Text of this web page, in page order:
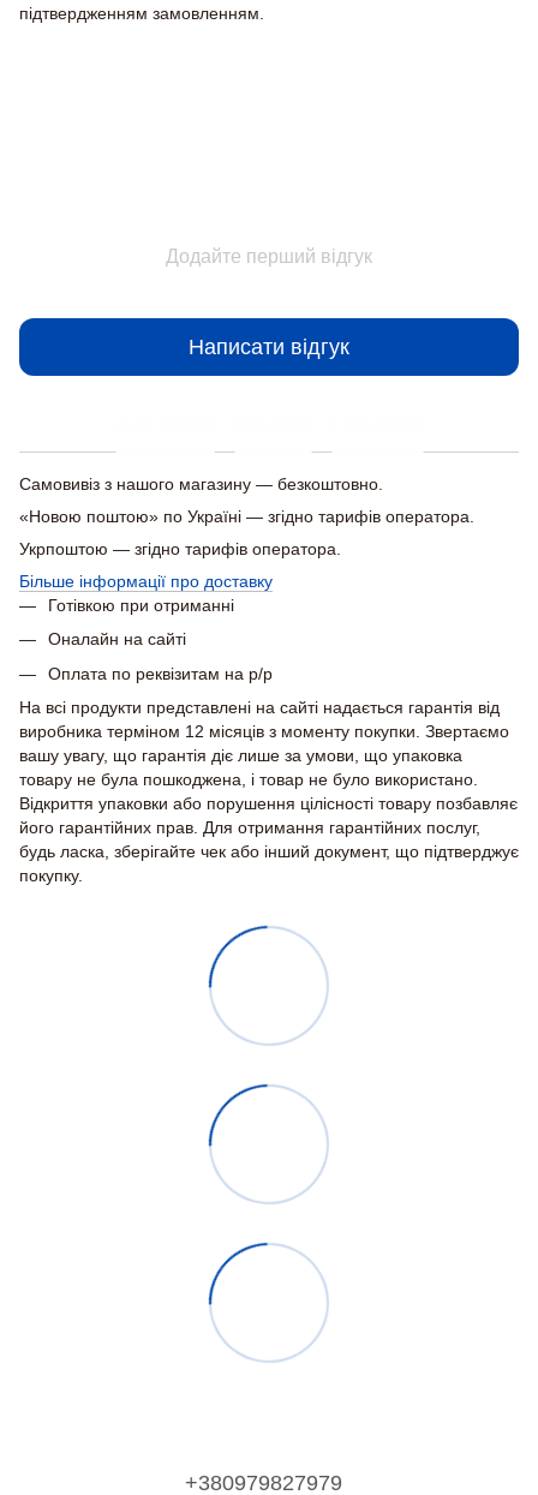
підтвердженням замовленням.
Додайте перший відгук
Написати відгук
Самовивіз з нашого магазину — безкоштовно.
«Новою поштою» по Україні — згідно тарифів оператора.
Укрпоштою — згідно тарифів оператора.
Більше інформації про доставку
Готівкою при отриманні
Оналайн на сайті
Оплата по реквізитам на р/р
На всі продукти представлені на сайті надається гарантія від
виробника терміном 12 місяців з моменту покупки. Звертаємо
вашу увагу, що гарантія діє лише за умови, що упаковка
товару не була пошкоджена, і товар не було використано.
Відкриття упаковки або порушення цілісності товару позбавляє
його гарантійних прав. Для отримання гарантійних послуг,
будь ласка, зберігайте чек або інший документ, що підтверджує
покупку.
+380979827979